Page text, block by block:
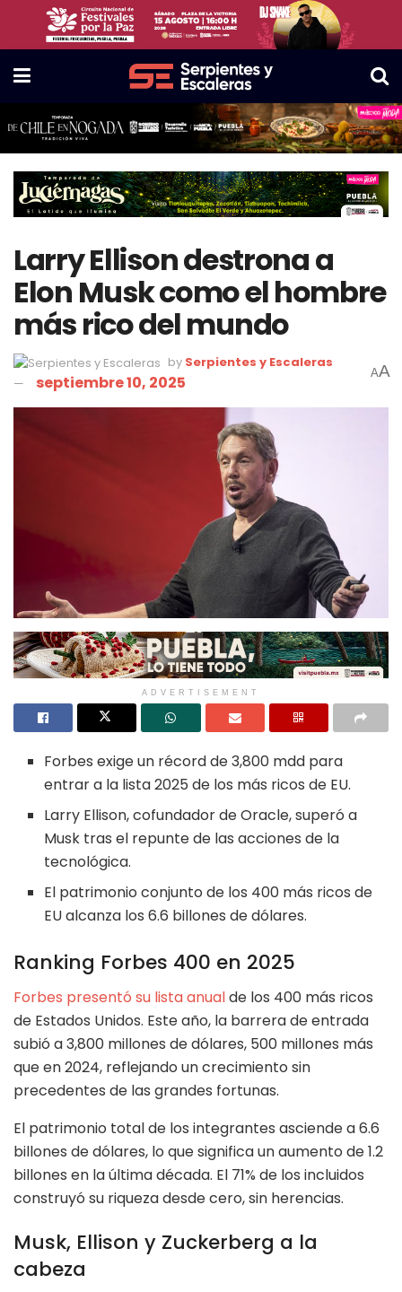
Larry Ellison destrona a
Elon Musk como el hombre
más rico del mundo
by Serpientes y Escaleras
septiembre 10, 2025 AA
ADVERTISEMENT
Forbes exige un récord de 3,800 mdd para
entrar a la lista 2025 de los más ricos de EU.
Larry Ellison, cofundador de Oracle, superó a
Musk tras el repunte de las acciones de la
tecnológica.
El patrimonio conjunto de los 400 más ricos de
EU alcanza los 6.6 billones de dólares.
Ranking Forbes 400 en 2025
Forbes presentó su lista anualde los 400 más ricos
de Estados Unidos. Este año, la barrera de entrada
subió a 3,800 millones de dólares, 500 millones más
que en 2024, reflejando un crecimiento sin
precedentes de las grandes fortunas.
El patrimonio total de los integrantes asciende a 6.6
billones de dólares, lo que significa un aumento de 1.2
billones en la última década. El 71% de los incluidos
construyó su riqueza desde cero, sin herencias.
Musk, Ellison y Zuckerberg a la
cabeza